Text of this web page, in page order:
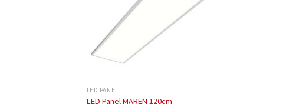
LED PANEL
LED Panel MAREN 120cm